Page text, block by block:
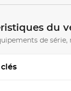
du
de